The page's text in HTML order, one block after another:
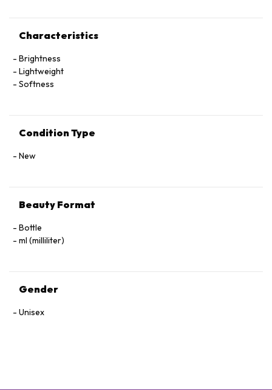
Characteristics
Brightness
Lightweight
Softness
Condition Type
New
Beauty Format
Bottle
ml (milliliter)
Gender
Unisex